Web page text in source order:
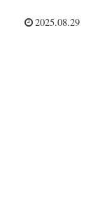
2025.08.29